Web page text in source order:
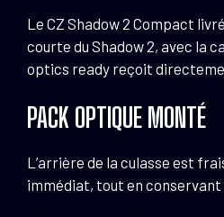
Le CZ Shadow 2 Compact
courte du Shadow 2, avec la
optics ready reçoit
PACK OPTIQUE MONTÉ
L’arrière de la culasse est
immédiat, tout en conservant